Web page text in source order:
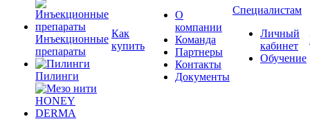
Инъекционные
препараты
Пилинги
Как
купить
О
компании
Команда
Партнеры
Контакты
Документы
Специалистам
Личный
кабинет
Обучение